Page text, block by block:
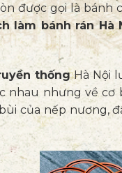
được gọi là
làm bánh rán Hà
thốngHà Nội
nhau nhưng về cơ
của nếp nương,